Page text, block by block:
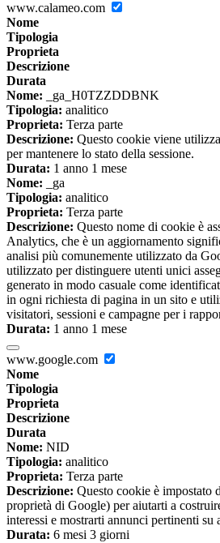
www.calameo.com
Nome
Tipologia
Proprieta
Descrizione
Durata
Nome: _ga_H0TZZDDBNK
Tipologia: analitico
Proprieta: Terza parte
Descrizione: Questo cookie viene
per mantenere lo stato della sessione.
Durata: 1 anno 1 mese
Nome: _ga
Tipologia: analitico
Proprieta: Terza parte
Descrizione: Questo nome di cookie è
Analytics, che è un aggiornamento
analisi più comunemente utilizzato da
utilizzato per distinguere utenti unici
generato in modo casuale come
in ogni richiesta di pagina in un sito e
visitatori, sessioni e campagne per i
Durata: 1 anno 1 mese
www.google.com
Nome
Tipologia
Proprieta
Descrizione
Durata
Nome: NID
Tipologia: analitico
Proprieta: Terza parte
Descrizione: Questo cookie è impostato
proprietà di Google) per aiutarti a
interessi e mostrarti annunci pertinenti su
Durata: 6 mesi 3 giorni